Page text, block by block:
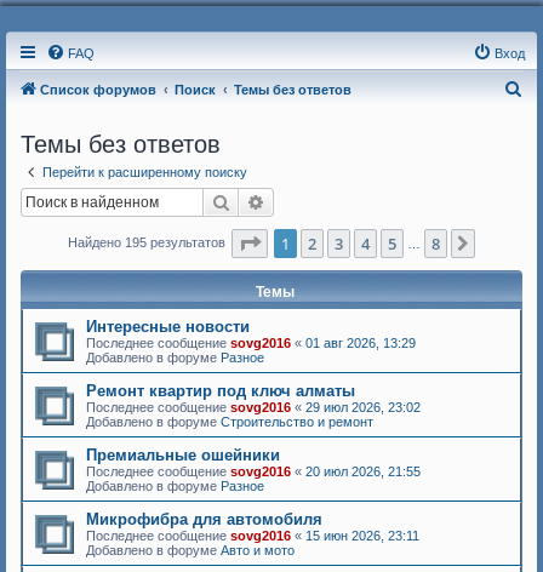
FAQ Вход
Список форумов Поиск Темы без ответов
Темы без ответов
Перейти к расширенному поиску
Поиск
Найдено 195 результатов Страница из
1 2 3 4 5 8
Темы
Интересные новости
Последнее сообщение sovg2016 « 01 авг 2026, 13:29
Добавлено в форуме Разное
Ремонт квартир под ключ алматы
Последнее сообщение sovg2016 « 29 июл 2026, 23:02
Добавлено в форуме Строительство и ремонт
Премиальные ошейники
Последнее сообщение sovg2016 « 20 июл 2026, 21:55
Добавлено в форуме Разное
Микрофибра для автомобиля
Последнее сообщение sovg2016 « 15 июн 2026, 23:11
Добавлено в форуме Авто и мото